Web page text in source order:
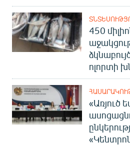
450
ոլորտի
«Առյուծ